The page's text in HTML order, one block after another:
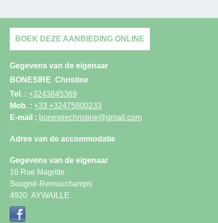
BOEK DEZE AANBIEDING ONLINE
Gegevens van de eigenaar
BONESIRE Christine
Tel. : +3243845369
Mob. : +33 +32475800233
E-mail : bonesirechristine@gmail.com
Adres van de accommodatie
Gegevens van de eigenaar
16 Rue Magritte
Sougné-Remouchamps
4920 AYWAILLE